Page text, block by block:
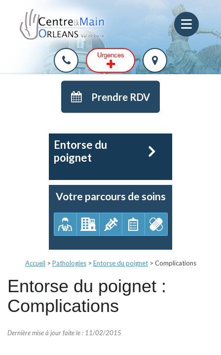
Urgences
Prendre RDV
Entorse du
poignet
Votre parcours de soins
Accueil > Pathologies> Entorse du poignet> Complications
Entorse du poignet :
Complications
Dernière mise à jour faite le : 11/02/2015